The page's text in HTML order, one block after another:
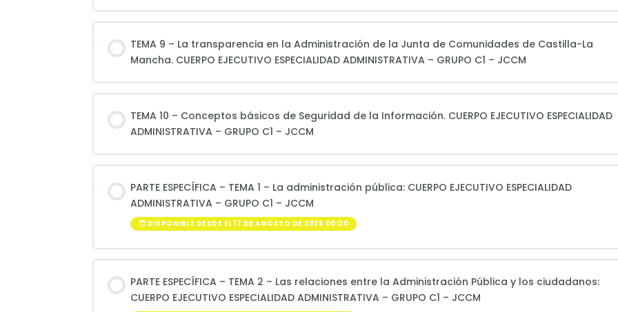
TEMA 9 – La transparencia en la Administración de la Junta de Comunidades de Castilla-La
Mancha. CUERPO EJECUTIVO ESPECIALIDAD ADMINISTRATIVA – GRUPO C1 – JCCM
TEMA 10 – Conceptos básicos de Seguridad de la Información. CUERPO EJECUTIVO ESPECIALIDAD
ADMINISTRATIVA – GRUPO C1 – JCCM
PARTE ESPECÍFICA – TEMA 1 – La administración pública: CUERPO EJECUTIVO ESPECIALIDAD
ADMINISTRATIVA – GRUPO C1 – JCCM
DISPONIBLE DESDE EL 17 DE AGOSTO DE 2026 00:00
PARTE ESPECÍFICA – TEMA 2 – Las relaciones entre la Administración Pública y los ciudadanos:
CUERPO EJECUTIVO ESPECIALIDAD ADMINISTRATIVA – GRUPO C1 – JCCM